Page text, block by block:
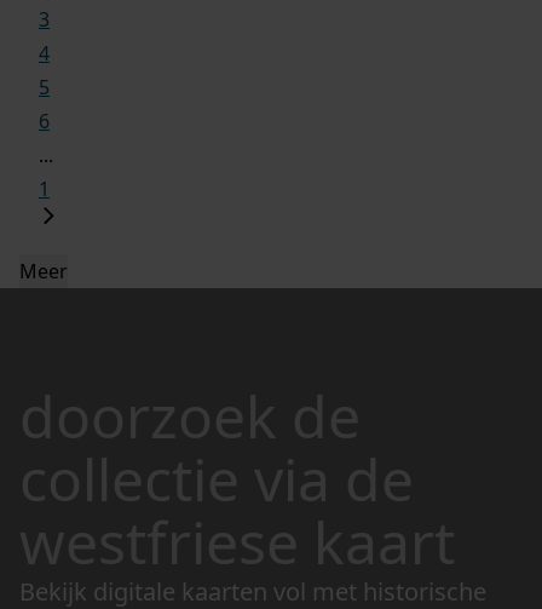
3
4
5
6
...
1
Meer
doorzoek de
collectie via de
westfriese kaart
Bekijk digitale kaarten vol met historische